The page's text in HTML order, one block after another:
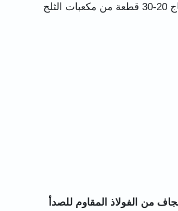
و1000 كجم/ساعة. يمكنها إنتاج 20-30 قطعة من مكعبات الثلج
من الفولاذ المقاوم للصدأ